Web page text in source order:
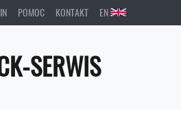
POMOC KONTAKT EN
SERWIS